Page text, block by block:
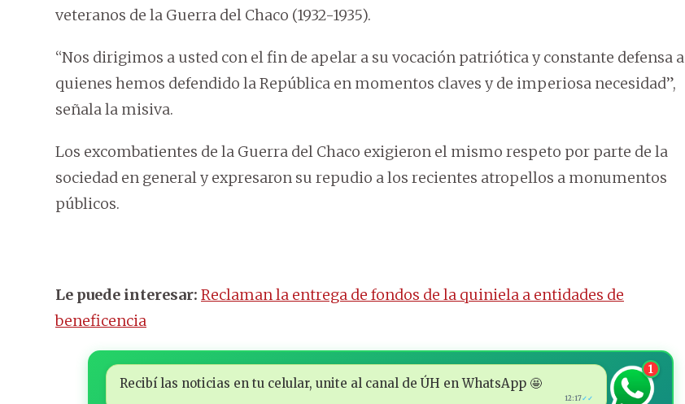
veteranos de la Guerra del Chaco (1932-1935).
“Nos dirigimos a usted con el fin de apelar a su vocación patriótica y constante defensa a
quienes hemos defendido la República en momentos claves y de imperiosa necesidad”,
señala la misiva.
Los excombatientes de la Guerra del Chaco exigieron el mismo respeto por parte de la
sociedad en general y expresaron su repudio a los recientes atropellos a monumentos
públicos.
Le puede interesar: Reclaman la entrega de fondos de la quiniela a entidades de
beneficencia
Recibí las noticias en tu celular, unite al canal de ÚH en WhatsApp 🤩
12:17✓✓
1